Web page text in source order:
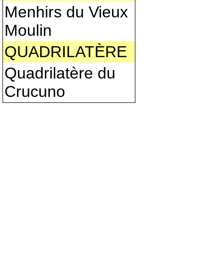
Menhirs du Vieux
Moulin
QUADRILATÈRE
Quadrilatère du
Crucuno